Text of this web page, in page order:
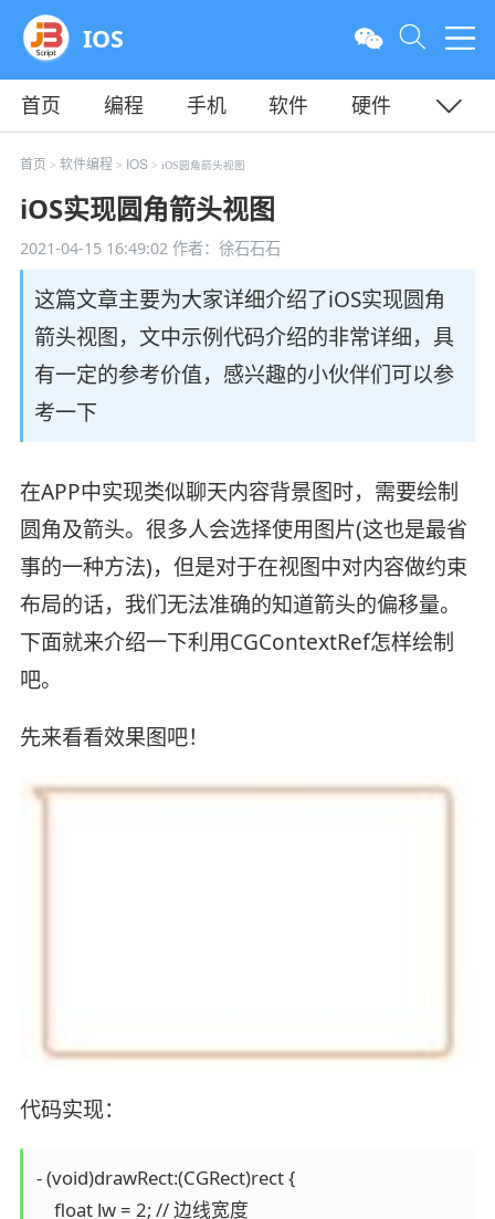
IOS
首页 编程 手机 软件
硬件
教程
平面 服务器
首页 > 软件编程 > IOS> iOS圆角箭头视图
iOS实现圆角箭头视图
2021-04-15 16:49:02作者：徐石石石
这篇文章主要为大家详细介绍了iOS实现圆角
箭头视图，文中示例代码介绍的非常详细，具
有一定的参考价值，感兴趣的小伙伴们可以参
考一下
在APP中实现类似聊天内容背景图时，需要绘制
圆角及箭头。很多人会选择使用图片(这也是最省
事的一种方法)，但是对于在视图中对内容做约束
布局的话，我们无法准确的知道箭头的偏移量。
下面就来介绍一下利用CGContextRef怎样绘制
吧。
先来看看效果图吧！
代码实现：
- (void)drawRect:(CGRect)rect {
    float lw = 2; // 边线宽度